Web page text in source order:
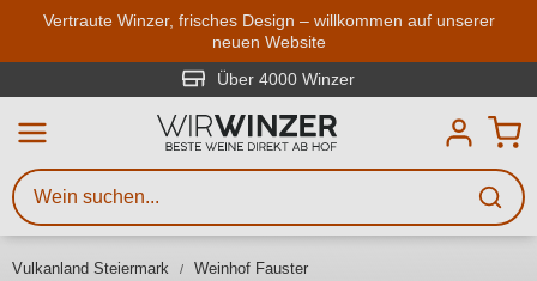
Zum Hauptinhalt springen
Vertraute Winzer, frisches Design – willkommen auf unserer
neuen Website
Über 4000 Winzer
Vulkanland Steiermark Weinhof Fauster
Weinsuche
Mindestens 3 Zeichen eingeben
Beschreiben Sie, welchen Wein
Sie suchen – ob nach Geschmack,